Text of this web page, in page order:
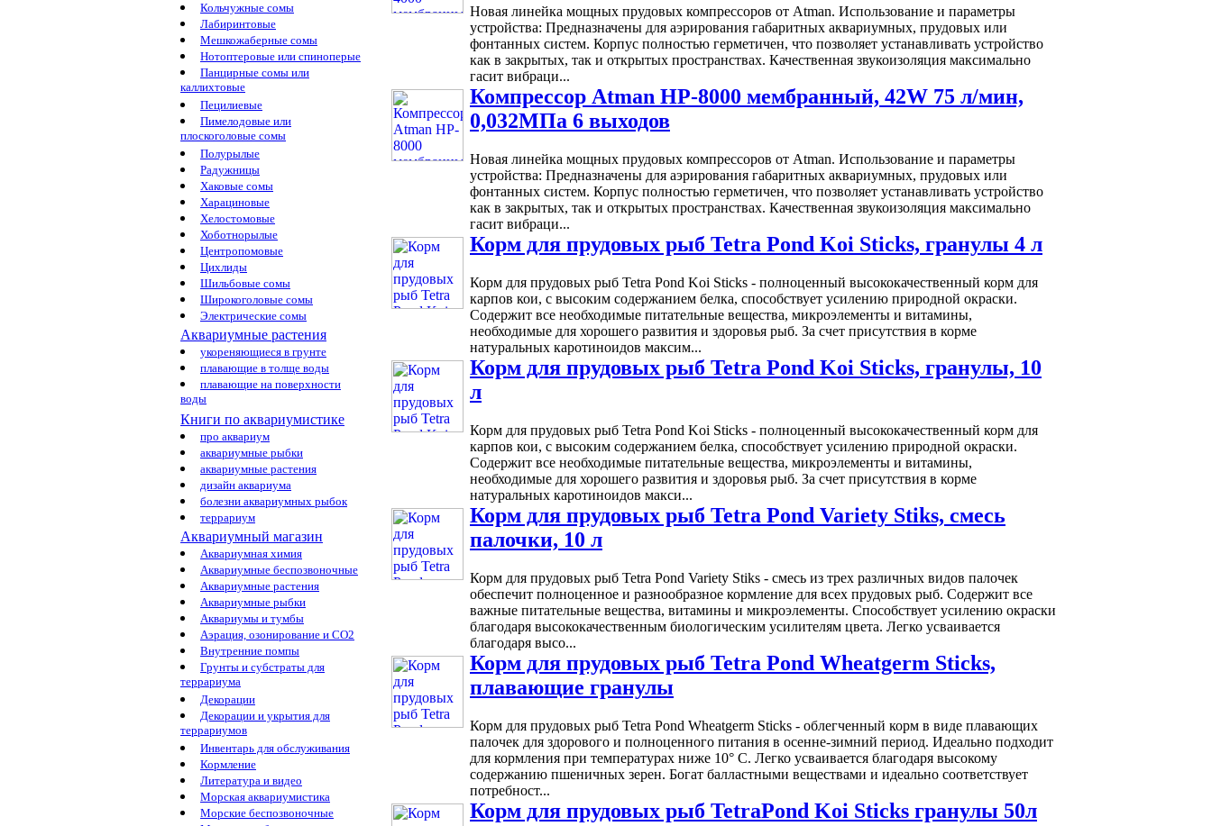
Кольчужные сомы
Лабиринтовые
Мешкожаберные сомы
Нотоптеровые или спиноперые
Панцирные сомы или
каллихтовые
Пецилиевые
Пимелодовые или
плоскоголовые сомы
Полурылые
Радужницы
Хаковые сомы
Харациновые
Хелостомовые
Хоботнорылые
Центропомовые
Цихлиды
Шильбовые сомы
Широкоголовые сомы
Электрические сомы
Аквариумные растения
укореняющиеся в грунте
плавающие в толще воды
плавающие на поверхности
воды
Книги по аквариумистике
про аквариум
аквариумные рыбки
аквариумные растения
дизайн аквариума
болезни аквариумных рыбок
террариум
Аквариумный магазин
Аквариумная химия
Аквариумные беспозвоночные
Аквариумные растения
Аквариумные рыбки
Аквариумы и тумбы
Аэрация, озонирование и CO2
Внутренние помпы
Грунты и субстраты для
террариума
Декорации
Декорации и укрытия для
террариумов
Инвентарь для обслуживания
Кормление
Литература и видео
Морская аквариумистика
Морские беспозвоночные
Новая линейка мощных прудовых компрессоров от Atman. Использование и параметры
устройства: Предназначены для аэрирования габаритных аквариумных, прудовых или
фонтанных систем. Корпус полностью герметичен, что позволяет устанавливать устройство
как в закрытых, так и открытых пространствах. Качественная звукоизоляция максимально
гасит вибраци...
Компрессор Atman HP-8000 мембранный, 42W 75 л/мин,
0,032МПа 6 выходов
Новая линейка мощных прудовых компрессоров от Atman. Использование и параметры
устройства: Предназначены для аэрирования габаритных аквариумных, прудовых или
фонтанных систем. Корпус полностью герметичен, что позволяет устанавливать устройство
как в закрытых, так и открытых пространствах. Качественная звукоизоляция максимально
гасит вибраци...
Корм для прудовых рыб Tetra Pond Koi Sticks, гранулы 4 л
Корм для прудовых рыб Tetra Pond Koi Sticks - полноценный высококачественный корм для
карпов кои, с высоким содержанием белка, способствует усилению природной окраски.
Содержит все необходимые питательные вещества, микроэлементы и витамины,
необходимые для хорошего развития и здоровья рыб. За счет присутствия в корме
натуральных каротиноидов максим...
Корм для прудовых рыб Tetra Pond Koi Sticks, гранулы, 10
л
Корм для прудовых рыб Tetra Pond Koi Sticks - полноценный высококачественный корм для
карпов кои, с высоким содержанием белка, способствует усилению природной окраски.
Содержит все необходимые питательные вещества, микроэлементы и витамины,
необходимые для хорошего развития и здоровья рыб. За счет присутствия в корме
натуральных каротиноидов макси...
Корм для прудовых рыб Tetra Pond Variety Stiks, смесь
палочки, 10 л
Корм для прудовых рыб Tetra Pond Variety Stiks - смесь из трех различных видов палочек
обеспечит полноценное и разнообразное кормление для всех прудовых рыб. Содержит все
важные питательные вещества, витамины и микроэлементы. Способствует усилению окраски
благодаря высококачественным биологическим усилителям цвета. Легко усваивается
благодаря высо...
Корм для прудовых рыб Tetra Pond Wheatgerm Sticks,
плавающие гранулы
Корм для прудовых рыб Tetra Pond Wheatgerm Sticks - облегченный корм в виде плавающих
палочек для здорового и полноценного питания в осенне-зимний период. Идеально подходит
для кормления при температурах ниже 10° С. Легко усваивается благодаря высокому
содержанию пшеничных зерен. Богат балластными веществами и идеально соответствует
потребност...
Корм для прудовых рыб TetraPond Koi Sticks гранулы 50л